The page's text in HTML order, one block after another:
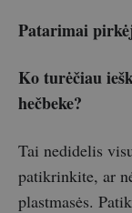
Patarimai
Ko turėčiau
hečbeke?
Tai nedidelis
patikrinkite, ar
plastmasės.